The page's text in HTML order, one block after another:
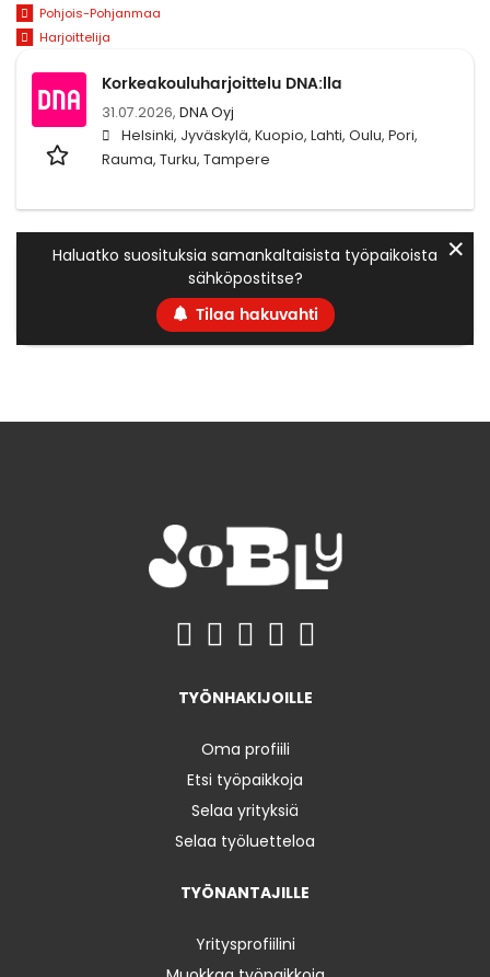
Pohjois-Pohjanmaa
Harjoittelija
Korkeakouluharjoittelu DNA:lla
31.07.2026, DNA Oyj
Helsinki, Jyväskylä, Kuopio, Lahti, Oulu, Pori,
Rauma, Turku, Tampere
Haluatko suosituksia samankaltaisista työpaikoista
sähköpostitse?
Tilaa hakuvahti
✕
TYÖNHAKIJOILLE
Oma profiili
Etsi työpaikkoja
Selaa yrityksiä
Selaa työluetteloa
TYÖNANTAJILLE
Yritysprofiilini